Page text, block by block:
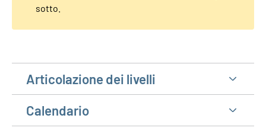
sotto.
Articolazione dei livelli
Calendario